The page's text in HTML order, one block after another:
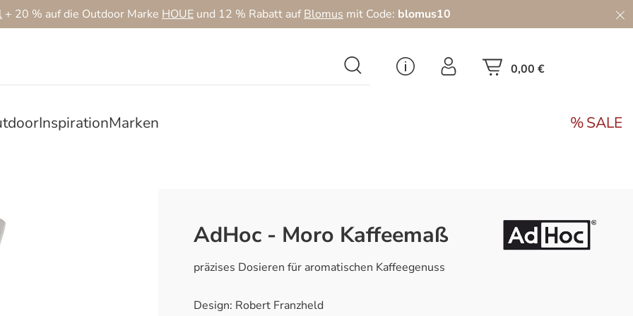
+ 20 % auf die Outdoor Marke HOUE und 12 % Rabatt aufBlomus mit Code: blomus10
0,00 €
InspirationMarken SALE
AdHoc - Moro Kaffeemaß
präzises Dosieren für aromatischen Kaffeegenuss
Design: Robert Franzheld